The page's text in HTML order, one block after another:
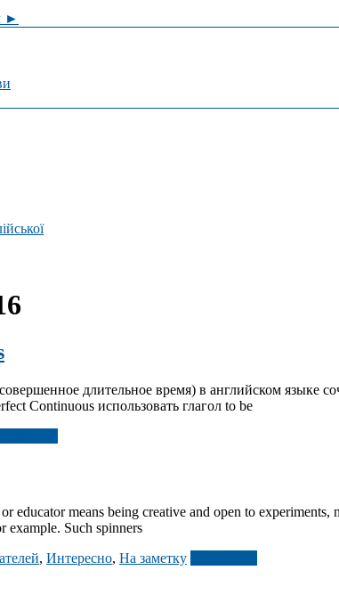
►
длительное время) в английском языке
Continuous использовать глагол to be
educator means being creative and open to
example. Such spinners
, Интересно, На заметку